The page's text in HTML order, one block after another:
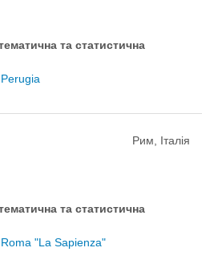
та статистичнa
Рим, Італія
та статистичнa
"La Sapienza"